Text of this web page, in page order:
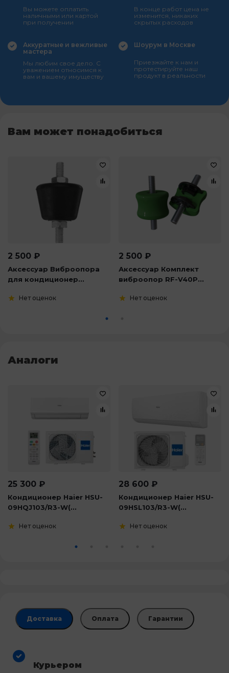
Вы можете оплатить
наличными или картой
при получении
В конце работ цена не
изменится, никаких
скрытых расходов
Аккуратные и вежливые
мастера
Мы любим свое дело. С
уважением относимся к
вам и вашему имуществу
Шоурум в Москве
Приезжайте к нам и
протестируйте наш
продукт в реальности
Вам может понадобиться
2 500 ₽
Аксессуар Виброопора
для кондиционер...
Нет оценок
2 500 ₽
Аксессуар Комплект
виброопор RF-V40P...
Нет оценок
Аналоги
25 300 ₽
Кондиционер Haier HSU-
09HQJ103/R3-W(...
Нет оценок
28 600 ₽
Кондиционер Haier HSU-
09HSL103/R3-W(...
Нет оценок
Доставка Оплата Гарантии
Курьером